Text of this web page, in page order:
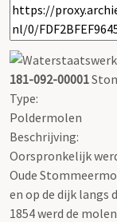
181-092-00001
Type:
Poldermolen
Beschrijving:
Oorspronkelijk
Oude
en op de dijk langs
1854 werd de